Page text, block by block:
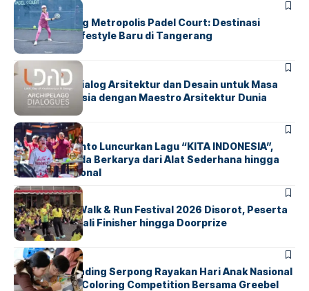
BERITAHOME
Grand Opening Metropolis Padel Court: Destinasi
Olahraga & Lifestyle Baru di Tangerang
BERITAHOME
LDAD 2026: Dialog Arsitektur dan Desain untuk Masa
Depan Indonesia dengan Maestro Arsitektur Dunia
BERITAINDEX
Marissa Sutanto Luncurkan Lagu “KITA INDONESIA”,
Ajak Anak Muda Berkarya dari Alat Sederhana hingga
Musik Tradisional
BERITAINDEX
Tangsel Fun Walk & Run Festival 2026 Disorot, Peserta
Keluhkan Medali Finisher hingga Doorprize
BERITAINDEX
Atria Hotel Gading Serpong Rayakan Hari Anak Nasional
Lewat Family Coloring Competition Bersama Greebel